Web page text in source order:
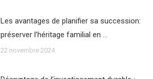
Les avantages de planifier sa succession:
préserver l’héritage familial en …
22 novembre 2024